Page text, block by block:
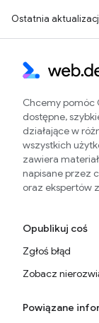
Ostatnia
Chcemy pomóc
dostępne,
działające w
wszystkich
zawiera
napisane przez
oraz ekspertów
Opublikuj coś
Zgłoś błąd
Zobacz
Powiązane